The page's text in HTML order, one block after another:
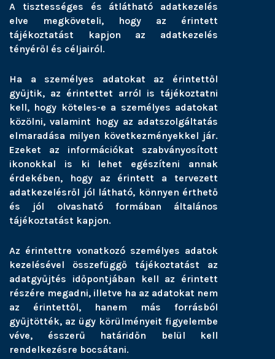
A tisztességes és átlátható adatkezelés
elve megköveteli, hogy az érintett
tájékoztatást kapjon az adatkezelés
tényéről és céljairól.
Ha a személyes adatokat az érintettől
gyűjtik, az érintettet arról is tájékoztatni
kell, hogy köteles-e a személyes adatokat
közölni, valamint hogy az adatszolgáltatás
elmaradása milyen következményekkel jár.
Ezeket az információkat szabványosított
ikonokkal is ki lehet egészíteni annak
érdekében, hogy az érintett a tervezett
adatkezelésről jól látható, könnyen érthető
és jól olvasható formában általános
tájékoztatást kapjon.
Az érintettre vonatkozó személyes adatok
kezelésével összefüggő tájékoztatást az
adatgyűjtés időpontjában kell az érintett
részére megadni, illetve ha az adatokat nem
az érintettől, hanem más forrásból
gyűjtötték, az ügy körülményeit figyelembe
véve, ésszerű határidőn belül kell
rendelkezésre bocsátani.